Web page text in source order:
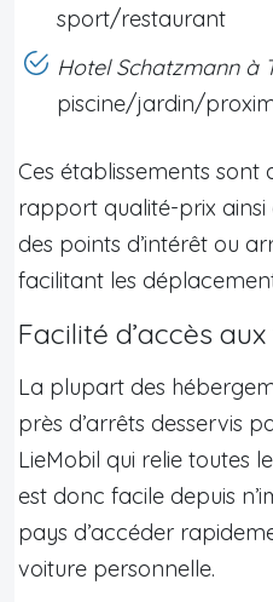
sport/restaurant
Hotel Schatzmann à
piscine/jardin/
Ces établissements
rapport qualité-prix
des points d’intérêt ou
facilitant les
Facilité d’accès
La plupart des
près d’arrêts desservis
LieMobil qui relie toutes
est donc facile depuis
pays d’accéder
voiture personnelle.